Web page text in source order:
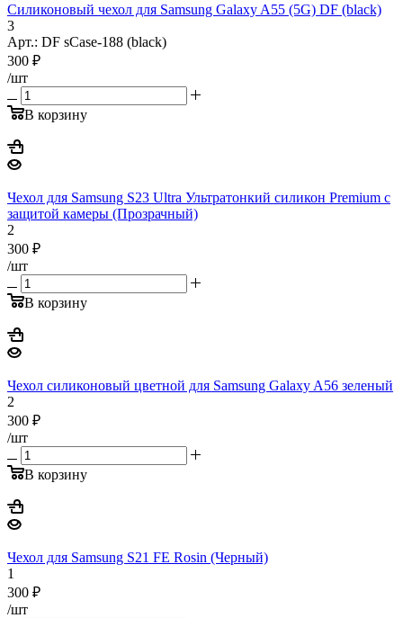
Силиконовый чехол для Samsung Galaxy A55 (5G) DF (black)
3
Арт.: DF sCase-188 (black)
300 ₽
/шт
В корзину
Чехол для Samsung S23 Ultra Ультратонкий силикон Premium с
защитой камеры (Прозрачный)
2
300 ₽
/шт
В корзину
Чехол силиконовый цветной для Samsung Galaxy A56 зеленый
2
300 ₽
/шт
В корзину
Чехол для Samsung S21 FE Rosin (Черный)
1
300 ₽
/шт